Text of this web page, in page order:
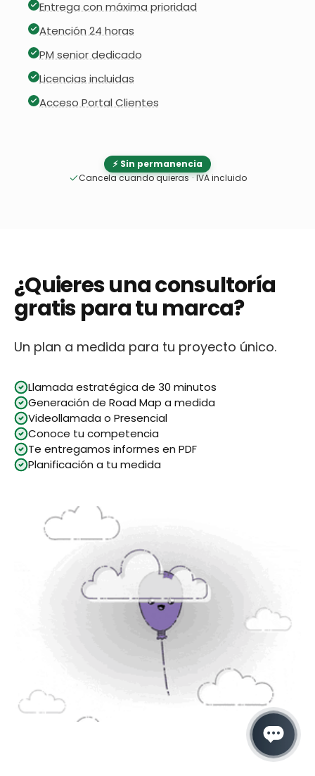
Entrega con máxima prioridad
Atención 24 horas
PM senior dedicado
Licencias incluidas
Acceso Portal Clientes
⚡ Sin permanencia
Cancela cuando quieras · IVA incluido
¿Quieres una consultoría
gratis para tu marca?
Un plan a medida para tu proyecto único.
Llamada estratégica de 30 minutos
Generación de Road Map a medida
Videollamada o Presencial
Conoce tu competencia
Te entregamos informes en PDF
Planificación a tu medida